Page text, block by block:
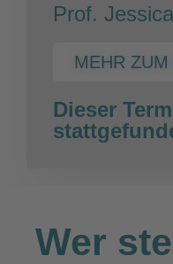
Prof.
MEHR
Dieser
Wer